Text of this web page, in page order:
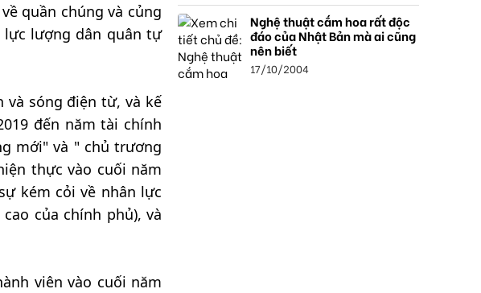
quần chúng và củng
lực lượng dân quân tự
sóng điện từ, và kế
đến năm tài chính
mới" và " chủ trương
thực vào cuối năm
kém cỏi về nhân lực
của chính phủ), và
viên vào cuối năm
Nghệ thuật cắm hoa rất độc
đáo của Nhật Bản mà ai cũng
nên biết
17/10/2004